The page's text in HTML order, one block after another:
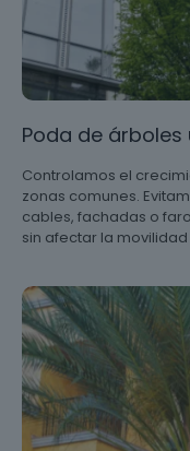
Poda de árboles
Controlamos el
zonas comunes.
cables, fachadas o
sin afectar la